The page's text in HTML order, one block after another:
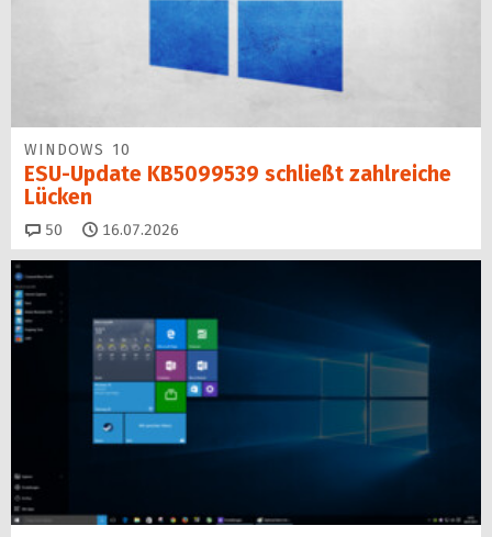
WINDOWS 10
ESU-Update KB5099539 schließt zahlreiche
Lücken
50 Kommentare
16.07.2026